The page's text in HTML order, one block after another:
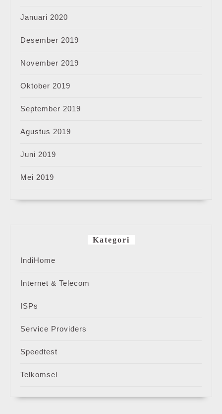
Januari 2020
Desember 2019
November 2019
Oktober 2019
September 2019
Agustus 2019
Juni 2019
Mei 2019
Kategori
IndiHome
Internet & Telecom
ISPs
Service Providers
Speedtest
Telkomsel